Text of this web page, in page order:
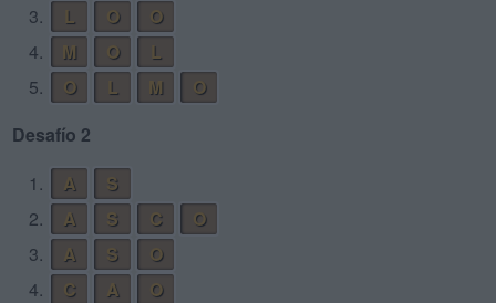
3.
L O
O
4.
M O
L
5.
O L M
O
Desafío 2
1.
A
S
2.
A S C
O
3.
A S
O
4.
C A
O